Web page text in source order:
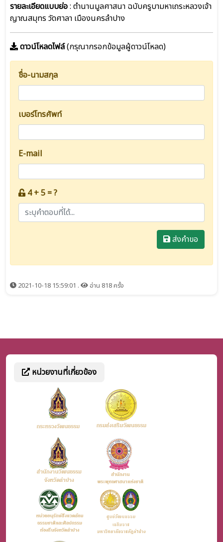
รายละเอียดแบบย่อ: ตำนานมูลศาสนา ฉบับครูบามหาเถระหลวงเจ้า
ญาณสมุทร วัดศาลา เมืองนครลำปาง
ดาวน์โหลดไฟล์(กรุณากรอกข้อมูลผู้ดาวน์โหลด)
ชื่อ-นามสกุล
เบอร์โทรศัพท์
E-mail
4 + 5 = ?
ส่งคำขอ
2021-10-18 15:59:01 . อ่าน 818 ครั้ง
หน่วยงานที่เกี่ยวข้อง